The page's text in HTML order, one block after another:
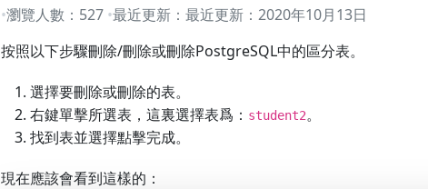
瀏覽人數： 527 最近更新： 最近更新： 2020年10月13日
按照以下步驟刪除/刪除或刪除PostgreSQL中的區分表。
選擇要刪除或刪除的表。
右鍵單擊所選表，這裏選擇表爲： student2。
找到表並選擇點擊完成。
現在應該會看到這樣的：